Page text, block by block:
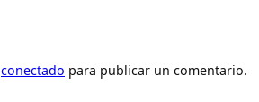
conectado para publicar un comentario.